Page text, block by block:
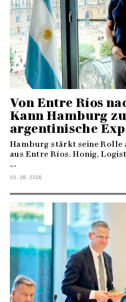
Von Entre Ríos
Kann Hamburg
argentinische
Hamburg stärkt seine Rolle
aus Entre Ríos. Honig,
...
03. 08. 2026